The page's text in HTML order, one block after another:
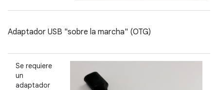
Adaptador USB "sobre la marcha" (OTG)
Se requiere
un
adaptador